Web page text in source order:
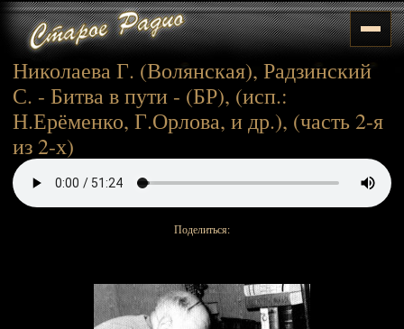
Николаева Г. (Волянская), Радзинский
С. - Битва в пути - (БР), (исп.:
Н.Ерёменко, Г.Орлова, и др.), (часть 2-я
из 2-х)
Поделиться: